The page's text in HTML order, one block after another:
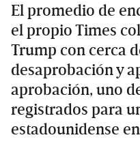
El promedio de
el propio Times
Trump con cerca
desaprobación y
aprobación, uno
registrados para
estadounidense